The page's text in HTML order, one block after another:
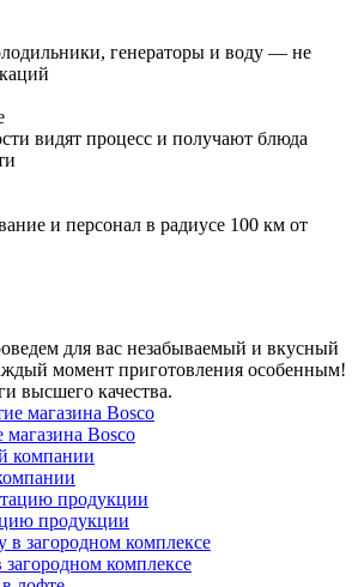
генераторы и воду — не
видят процесс и получают блюда
и персонал в радиусе 100 км от
для вас незабываемый и вкусный
момент приготовления особенным!
высшего качества.
Bosco
продукции
комплексе